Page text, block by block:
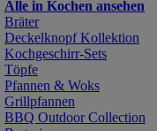
Alle in Kochen ansehen
Bräter
Deckelknopf Kollektion
Kochgeschirr-Sets
Töpfe
Pfannen & Woks
Grillpfannen
BBQ Outdoor Collection